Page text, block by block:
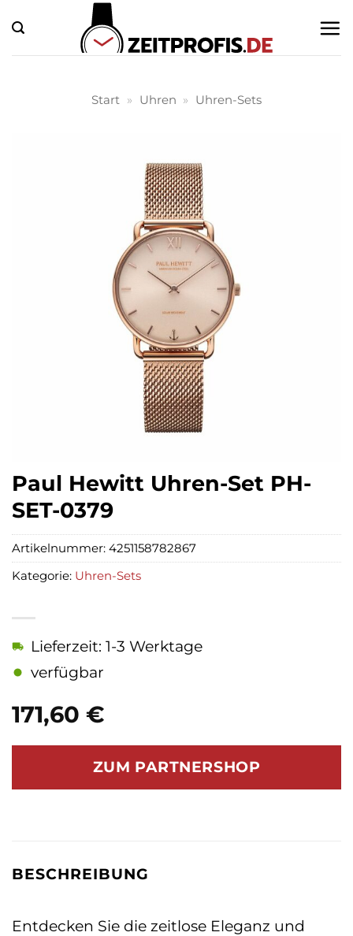
Inhalt
springen
Start » Uhren » Uhren-Sets
Paul Hewitt Uhren-Set PH-
SET-0379
171,60 €
Lieferzeit: 1-3 Werktage
verfügbar
ZUM PARTNERSHOP
Artikelnummer: 4251158782867
Kategorie: Uhren-Sets
BESCHREIBUNG
Entdecken Sie die zeitlose Eleganz und